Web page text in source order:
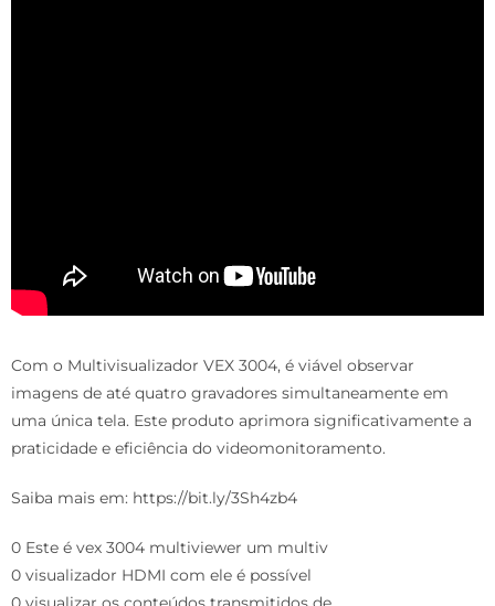
Com o Multivisualizador VEX 3004, é viável observar
imagens de até quatro gravadores simultaneamente em
uma única tela. Este produto aprimora significativamente a
praticidade e eficiência do videomonitoramento.
Saiba mais em: https://bit.ly/3Sh4zb4
0 Este é vex 3004 multiviewer um multiv
0 visualizador HDMI com ele é possível